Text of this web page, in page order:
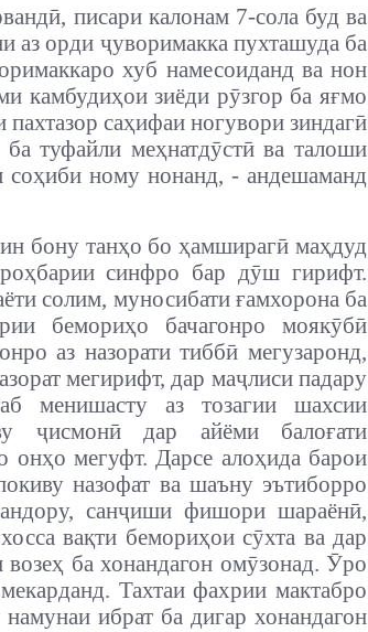
писари калонам 7-сола буд ва
аз орди ҷуворимакка пухташуда ба
хуб намесоиданд ва нон
камбудиҳои зиёди рӯзгор ба яғмо
саҳифаи ногувори зиндагӣ
туфайли меҳнатдӯстӣ ва талоши
ному нонанд, - андешаманд
бону танҳо бо ҳамширагӣ маҳдуд
синфро бар дӯш гирифт.
солим, муносибати ғамхорона ба
бемориҳо бачагонро моякӯбӣ
аз назорати тиббӣ мегузаронд,
мегирифт, дар маҷлиси падару
менишасту аз тозагии шахсии
ҷисмонӣ дар айёми балоғати
онҳо мегуфт. Дарсе алоҳида барои
назофат ва шаъну эътиборро
санҷиши фишори шараёнӣ,
вақти бемориҳои сӯхта ва дар
ба хонандагон омӯзонад. Ӯро
Тахтаи фахрии мактабро
ибрат ба дигар хонандагон